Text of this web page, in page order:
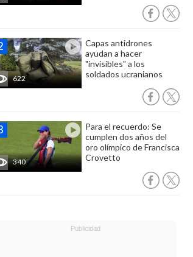
622
Capas antidrones
ayudan a hacer
"invisibles" a los
soldados ucranianos
340
Para el recuerdo: Se
cumplen dos años del
oro olímpico de Francisca
Crovetto